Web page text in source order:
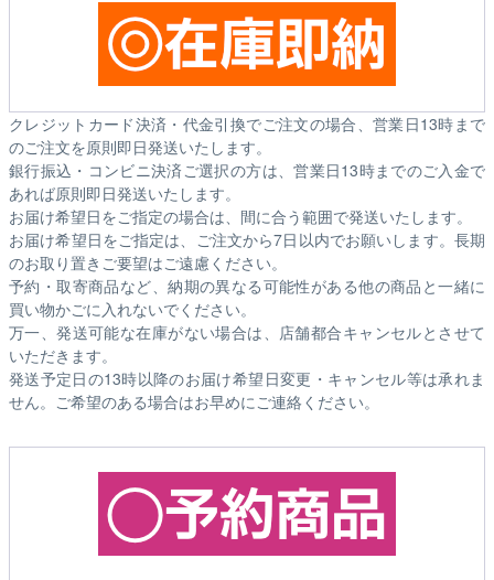
クレジットカード決済・代金引換でご注文の場合、営業日13時まで
のご注文を原則即日発送いたします。
銀行振込・コンビニ決済ご選択の方は、営業日13時までのご入金で
あれば原則即日発送いたします。
お届け希望日をご指定の場合は、間に合う範囲で発送いたします。
お届け希望日をご指定は、ご注文から7日以内でお願いします。長期
のお取り置きご要望はご遠慮ください。
予約・取寄商品など、納期の異なる可能性がある他の商品と一緒に
買い物かごに入れないでください。
万一、発送可能な在庫がない場合は、店舗都合キャンセルとさせて
いただきます。
発送予定日の13時以降のお届け希望日変更・キャンセル等は承れま
せん。ご希望のある場合はお早めにご連絡ください。